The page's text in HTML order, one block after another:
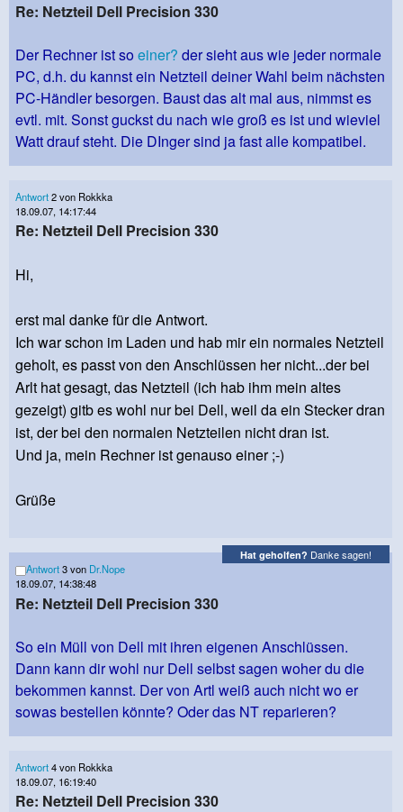
Re: Netzteil Dell Precision 330
Der Rechner ist soeiner? der sieht aus wie jeder normale
PC, d.h. du kannst ein Netzteil deiner Wahl beim nächsten
PC-Händler besorgen. Baust das alt mal aus, nimmst es
evtl. mit. Sonst guckst du nach wie groß es ist und wieviel
Watt drauf steht. Die DInger sind ja fast alle kompatibel.
Antwort2 von Rokkka
18.09.07, 14:17:44
Re: Netzteil Dell Precision 330
Hi,
erst mal danke für die Antwort.
Ich war schon im Laden und hab mir ein normales Netzteil
geholt, es passt von den Anschlüssen her nicht...der bei
Arlt hat gesagt, das Netzteil (ich hab ihm mein altes
gezeigt) gitb es wohl nur bei Dell, weil da ein Stecker dran
ist, der bei den normalen Netzteilen nicht dran ist.
Und ja, mein Rechner ist genauso einer ;-)
Grüße
Hat geholfen? Danke sagen!
Antwort3 von Dr.Nope
18.09.07, 14:38:48
Re: Netzteil Dell Precision 330
So ein Müll von Dell mit ihren eigenen Anschlüssen.
Dann kann dir wohl nur Dell selbst sagen woher du die
bekommen kannst. Der von Artl weiß auch nicht wo er
sowas bestellen könnte? Oder das NT reparieren?
Antwort4 von Rokkka
18.09.07, 16:19:40
Re: Netzteil Dell Precision 330